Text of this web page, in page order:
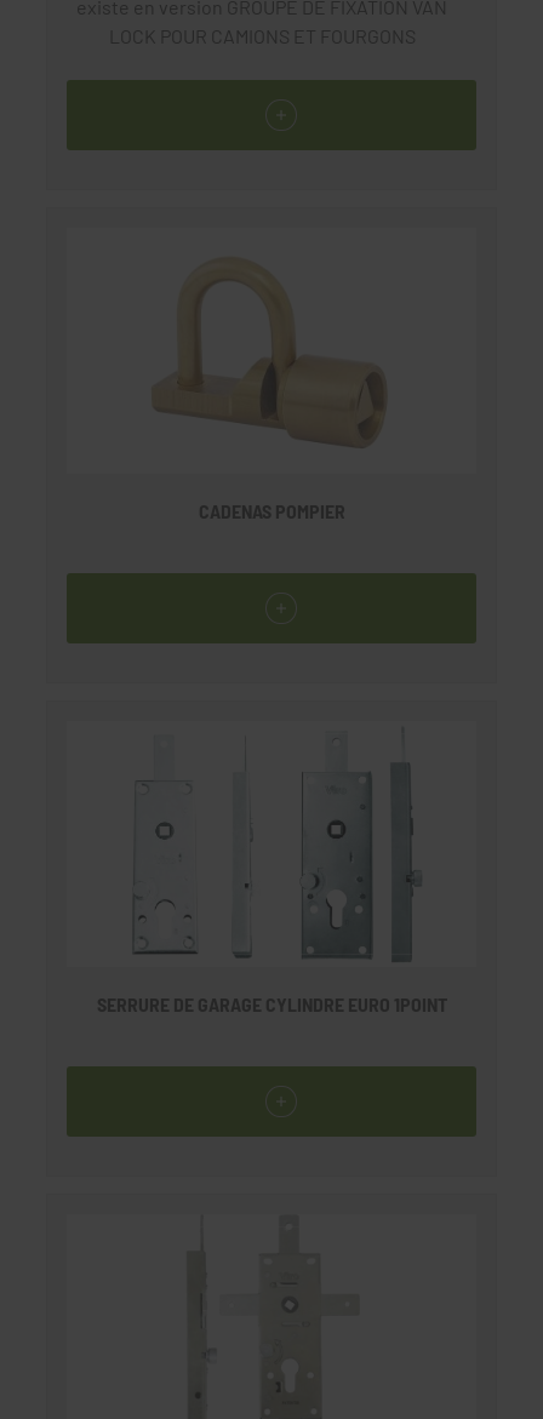
existe en version GROUPE DE FIXATION VAN
LOCK POUR CAMIONS ET FOURGONS
CADENAS POMPIER
SERRURE DE GARAGE CYLINDRE EURO 1POINT